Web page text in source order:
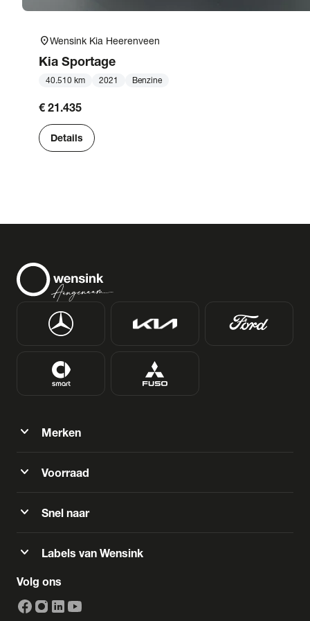
location_onWensink Kia Heerenveen
Kia Sportage
40.510 km 2021 Benzine
€ 21.435
Details
expand_more Merken
expand_more Voorraad
expand_more Snel naar
expand_more Labels van Wensink
Volg ons